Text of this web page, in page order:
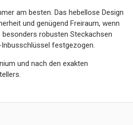
am besten. Das hebellose Design
und genügend Freiraum, wenn
besonders robusten Steckachsen
festgezogen.
und nach den exakten